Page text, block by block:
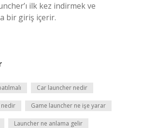
ilk kez indirmek ve
bir giriş içerir.
Car launcher nedir
nedir Game launcher ne işe yarar
Launcher ne anlama gelir